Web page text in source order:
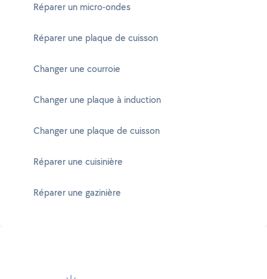
Réparer un micro-ondes
Réparer une plaque de cuisson
Changer une courroie
Changer une plaque à induction
Changer une plaque de cuisson
Réparer une cuisinière
Réparer une gazinière